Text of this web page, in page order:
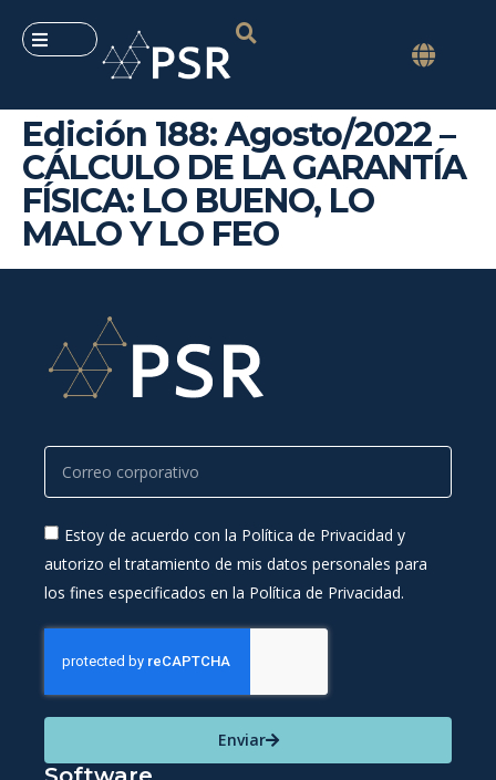
Edición 188: Agosto/2022 –
CÁLCULO DE LA GARANTÍA
FÍSICA: LO BUENO, LO
MALO Y LO FEO
Estoy de acuerdo con la Política de Privacidad y
autorizo el tratamiento de mis datos personales para
los fines especificados en la Política de Privacidad.
Enviar